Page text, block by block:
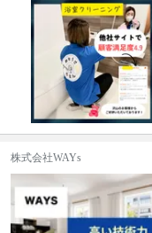
株式会社WAYs